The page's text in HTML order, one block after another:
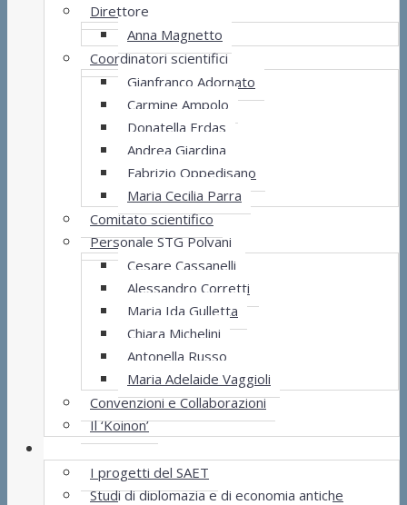
Direttore
Anna Magnetto
Coordinatori scientifici
Gianfranco Adornato
Carmine Ampolo
Donatella Erdas
Andrea Giardina
Fabrizio Oppedisano
Maria Cecilia Parra
Comitato scientifico
Personale STG Polvani
Cesare Cassanelli
Alessandro Corretti
Maria Ida Gulletta
Chiara Michelini
Antonella Russo
Maria Adelaide Vaggioli
Convenzioni e Collaborazioni
Il ‘Koinon’
Progetti
I progetti del SAET
Studi di diplomazia e di economia antiche